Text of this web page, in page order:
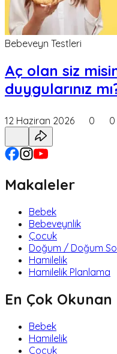
Bebeveyn Testleri
Aç olan siz
duygularınız
12 Haziran 2026 0 0
Makaleler
Bebek
Bebeveynlik
Çocuk
Doğum / Doğum
Hamilelik
Hamilelik Planlama
En Çok
Bebek
Hamilelik
Çocuk